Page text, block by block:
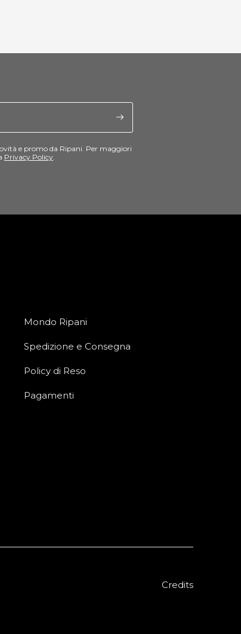
e promo da Ripani. Per maggiori
Privacy Policy
Mondo Ripani
Spedizione e Consegna
Policy di Reso
Pagamenti
Credits